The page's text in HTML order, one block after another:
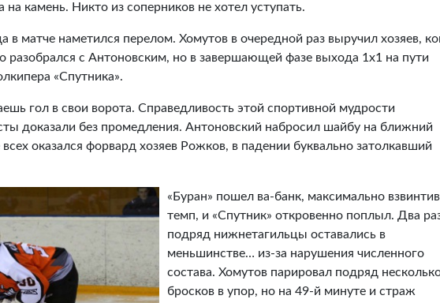
на камень. Никто из соперников не хотел уступать.
в матче наметился перелом. Хомутов в очередной раз выручил хозяев,
с Антоновским, но в завершающей фазе выхода 1х1 на пути
«Спутника».
гол в свои ворота. Справедливость этой спортивной мудрости
доказали без промедления. Антоновский набросил шайбу на ближний
всех оказался форвард хозяев Рожков, в падении буквально затолкавший
«Буран» пошел ва-банк, максимально взвинтив
темп, и «Спутник» откровенно поплыл. Два
подряд нижнетагильцы оставались в
меньшинстве… из-за нарушения численного
состава. Хомутов парировал подряд
бросков в упор, но на 49-й минуте и страж